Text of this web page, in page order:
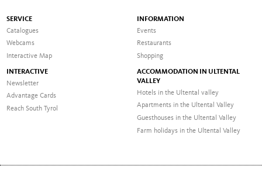
SERVICE
Catalogues
Webcams
Interactive Map
INFORMATION
Events
Restaurants
Shopping
INTERACTIVE
Newsletter
Advantage Cards
Reach South Tyrol
ACCOMMODATION IN ULTENTAL
VALLEY
Hotels in the Ultental valley
Apartments in the Ultental Valley
Guesthouses in the Ultental Valley
Farm holidays in the Ultental Valley